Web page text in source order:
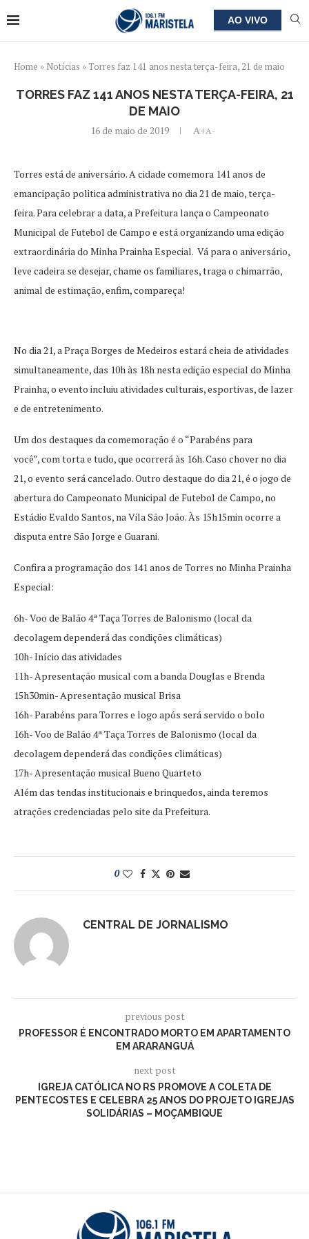
AO VIVO
Home » Notícias »Torres faz 141 anos nesta terça-feira, 21 de maio
TORRES FAZ 141 ANOS NESTA TERÇA-FEIRA, 21
DE MAIO
16 de maio de 2019 A+A-
Torres está de aniversário. A cidade comemora 141 anos de
emancipação politica administrativa no dia 21 de maio, terça-
feira. Para celebrar a data, a Prefeitura lança o Campeonato
Municipal de Futebol de Campo e está organizando uma edição
extraordinária do Minha Prainha Especial. Vá para o aniversário,
leve cadeira se desejar, chame os familiares, traga o chimarrão,
animal de estimação, enfim, compareça!
No dia 21, a Praça Borges de Medeiros estará cheia de atividades
simultaneamente, das 10h às 18h nesta edição especial do Minha
Prainha, o evento incluiu atividades culturais, esportivas, de lazer
e de entretenimento.
Um dos destaques da comemoração é o “Parabéns para
você”, com torta e tudo, que ocorrerá às 16h. Caso chover no dia
21, o evento será cancelado. Outro destaque do dia 21, é o jogo de
abertura do Campeonato Municipal de Futebol de Campo, no
Estádio Evaldo Santos, na Vila São João. Às 15h15min ocorre a
disputa entre São Jorge e Guarani.
Confira a programação dos 141 anos de Torres no Minha Prainha
Especial:
6h- Voo de Balão 4ª Taça Torres de Balonismo (local da
decolagem dependerá das condições climáticas)
10h- Início das atividades
11h- Apresentação musical com a banda Douglas e Brenda
15h30min- Apresentação musical Brisa
16h- Parabéns para Torres e logo após será servido o bolo
16h- Voo de Balão 4ª Taça Torres de Balonismo (local da
decolagem dependerá das condições climáticas)
17h- Apresentação musical Bueno Quarteto
Além das tendas institucionais e brinquedos, ainda teremos
atrações credenciadas pelo site da Prefeitura.
0
CENTRAL DE JORNALISMO
previous post
PROFESSOR É ENCONTRADO MORTO EM APARTAMENTO
EM ARARANGUÁ
next post
IGREJA CATÓLICA NO RS PROMOVE A COLETA DE
PENTECOSTES E CELEBRA 25 ANOS DO PROJETO IGREJAS
SOLIDÁRIAS – MOÇAMBIQUE